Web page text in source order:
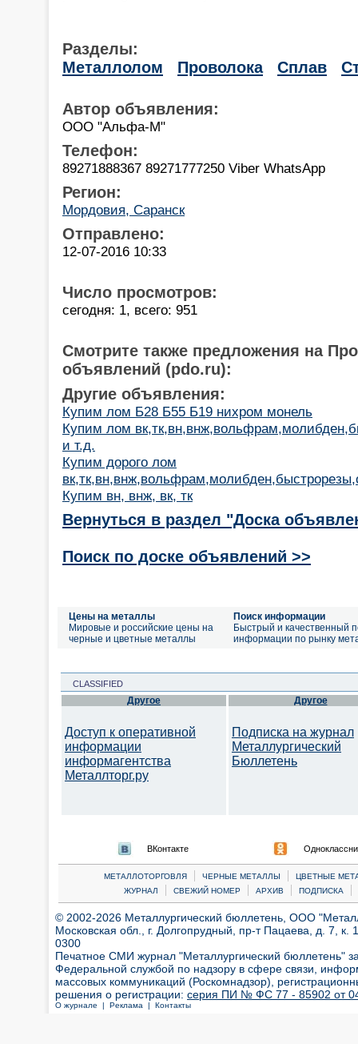
Разделы:
Металлолом
Проволока Сплав
Автор объявления:
ООО "Альфа-М"
Телефон:
89271888367 89271777250 Viber WhatsApp
Регион:
Мордовия, Саранск
Отправлено:
12-07-2016 10:33
Число просмотров:
сегодня: 1, всего: 951
Смотрите также предложения на
объявлений (pdo.ru):
Другие объявления:
Купим лом Б28 Б55 Б19 нихром монель
Купим лом
и т.д.
Купим дорого лом
Купим вн, внж, вк, тк
Вернуться в раздел "Доска
Поиск по доске объявлений >>
Цены на металлы
Мировые и российские цены на
черные и цветные металлы
Поиск информации
Быстрый и качественный
информации по рынку
CLASSIFIED
Другое
Доступ к оперативной
информации
информагентства
Металлторг.ру
Другое
Подписка на журнал
Металлургический
Бюллетень
ВКонтакте
МЕТАЛЛОТОРГОВЛЯ | ЧЕРНЫЕ МЕТАЛЛЫ |
ЦВЕТНЫЕ
ЖУРНАЛ
| СВЕЖИЙ НОМЕР | АРХИВ | ПОДПИСКА |
© 2002-2026 Металлургический бюллетень, ООО
Московская обл., г. Долгопрудный, пр-т Пацаева, д. 7,
0300
Печатное СМИ журнал "Металлургический бюллетень"
Федеральной службой по надзору в сфере связи,
массовых коммуникаций (Роскомнадзор),
решения о регистрации: серия ПИ № ФС 77 - 85902 от 04
О журнале | Реклама | Контакты